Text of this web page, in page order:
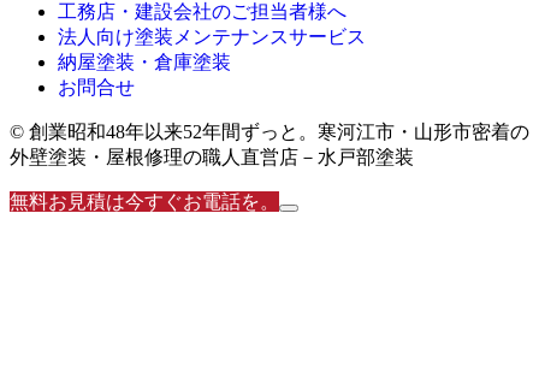
工務店・建設会社のご担当者様へ
法人向け塗装メンテナンスサービス
納屋塗装・倉庫塗装
お問合せ
© 創業昭和48年以来52年間ずっと。寒河江市・山形市密着の
外壁塗装・屋根修理の職人直営店－水戸部塗装
無料お見積は今すぐお電話を。